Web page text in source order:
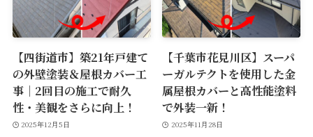
【四街道市】築21年戸建て
の外壁塗装＆屋根カバー工
事｜2回目の施工で耐久
性・美観をさらに向上！
2025年12月5日
【千葉市花見川区】スーパ
ーガルテクトを使用した金
属屋根カバーと高性能塗料
で外装一新！
2025年11月28日